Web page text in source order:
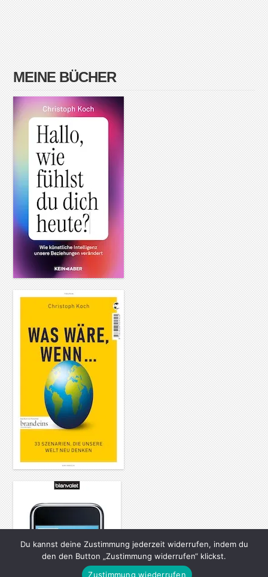
MEINE BÜCHER
Du kannst deine Zustimmung jederzeit widerrufen, indem du
den den Button „Zustimmung widerrufen“ klickst.
Zustimmung wiederrufen